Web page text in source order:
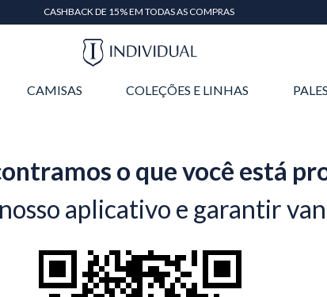
CASHBACK DE 15% EM TODAS AS COMPRAS
CAMISAS COLEÇÕES E LINHAS
o que você está
aplicativo e garantir